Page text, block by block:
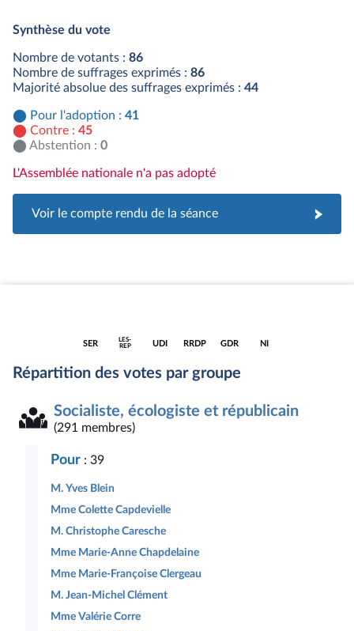
Synthèse du vote
Nombre de votants : 86
Nombre de suffrages exprimés : 86
Majorité absolue des suffrages exprimés : 44
Pour l'adoption : 41
Contre : 45
Abstention : 0
L'Assemblée nationale n'a pas adopté
Voir le compte rendu de la séance
Accéder
à la
du
écologiste
et
républicain
SER
Accéder
à la
du
Républicains
LES-
REP
à la
du
des
UDI
à la
du
républicain,
RRDP
à la
du
démocrate
GDR
à la
non
NI
Répartition des votes par groupe
Socialiste, écologiste et républicain
(291 membres)
Pour : 39
M. Yves Blein
Mme Colette Capdevielle
M. Christophe Caresche
Mme Marie-Anne Chapdelaine
Mme Marie-Françoise Clergeau
M. Jean-Michel Clément
Mme Valérie Corre